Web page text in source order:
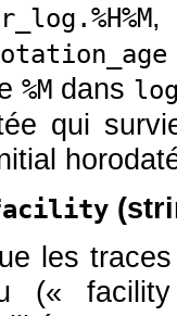
%M dans
qui
(
les
(« facility